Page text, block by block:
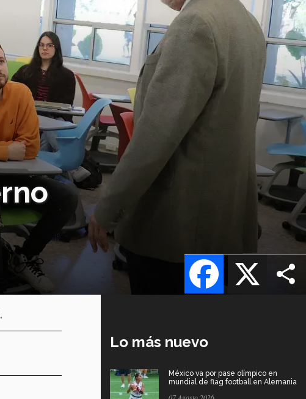
X
Facebook
Lo más nuevo
México va por pase olímpico en
mundial de flag football en Alemania
07 Agosto 2026